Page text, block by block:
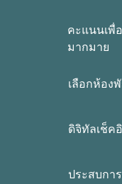
คะแนนเพื่
มากมาย
เลือกห้อง
ดิจิทัลเช็ค
ประสบกา